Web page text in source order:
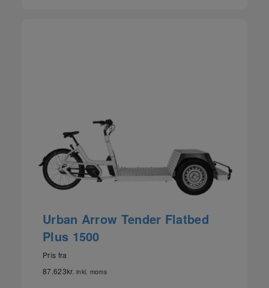
Urban Arrow Tender Flatbed
Plus 1500
Pris fra
87.623kr. inkl. moms